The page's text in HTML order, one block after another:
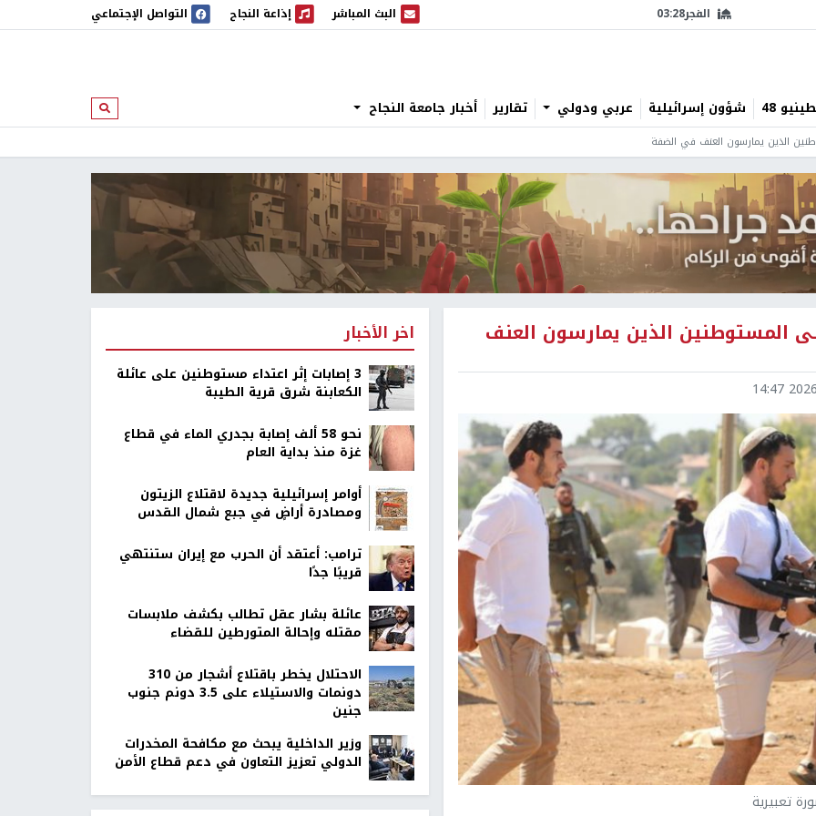
الفجر03:28 البث المباشر
البث المباشر إذاعة النجاح
إذاعة النجاح التواصل الإجتماعي
48 شؤون إسرائيلية عربي ودولي تقارير أخبار جامعة النجاح ابحث
الذين يمارسون العنف في الضفة
المستوطنين الذين يمارسون العنف
2026-
تعبيرية
اخر الأخبار
‏3 إصابات إثر اعتداء مستوطنين على عائلة
الكعابنة شرق قرية الطيبة
نحو 58 ألف إصابة بجدري الماء في قطاع
غزة منذ بداية العام
أوامر إسرائيلية جديدة لاقتلاع الزيتون
ومصادرة أراضٍ في جبع شمال القدس
ترامب: أعتقد أن الحرب مع إيران ستنتهي
قريبًا جدًا
عائلة بشار عقل تطالب بكشف ملابسات
مقتله وإحالة المتورطين للقضاء
الاحتلال يخطر باقتلاع أشجار من 310
دونمات والاستيلاء على 3.5 دونم جنوب
جنين
وزير الداخلية يبحث مع مكافحة المخدرات
الدولي تعزيز التعاون في دعم قطاع الأمن